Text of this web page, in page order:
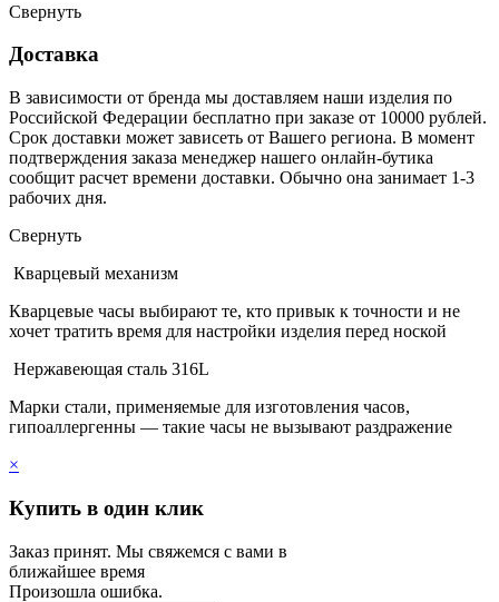
Свернуть
Доставка
В зависимости от бренда мы доставляем наши изделия по
Российской Федерации бесплатно при заказе от 10000 рублей.
Срок доставки может зависеть от Вашего региона. В момент
подтверждения заказа менеджер нашего онлайн-бутика
сообщит расчет времени доставки. Обычно она занимает 1-3
рабочих дня.
Свернуть
Кварцевый механизм
Кварцевые часы выбирают те, кто привык к точности и не
хочет тратить время для настройки изделия перед ноской
Нержавеющая сталь 316L
Марки стали, применяемые для изготовления часов,
гипоаллергенны — такие часы не вызывают раздражение
×
Купить в один клик
Заказ принят. Мы свяжемся с вами в
ближайшее время
Произошла ошибка.